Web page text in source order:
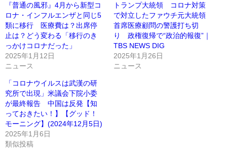
『普通の風邪』4月から新型コ
ロナ・インフルエンザと同じ5
類に移行 医療費は？出席停
止は？どう変わる「移行のき
っかけコロナだった」
2025年1月12日
ニュース
トランプ大統領 コロナ対策
で対立したファウチ元大統領
首席医療顧問の警護打ち切
り 政権復帰で“政治的報復”｜
TBS NEWS DIG
2025年1月26日
ニュース
「コロナウイルスは武漢の研
究所で出現」米議会下院小委
が最終報告 中国は反発【知
っておきたい！】【グッド！
モーニング】(2024年12月5日)
2025年1月6日
類似投稿